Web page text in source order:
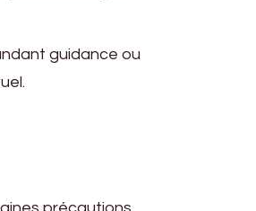
guidance ou